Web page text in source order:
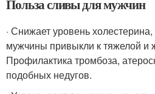
Польза сливы для мужчин
· Снижает уровень холестерина,
мужчины привыкли к тяжелой и
Профилактика тромбоза,
подобных недугов.